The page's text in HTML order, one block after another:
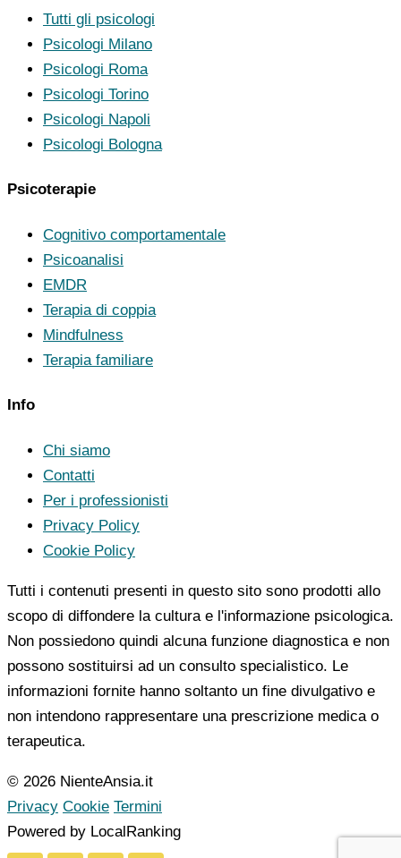
Tutti gli psicologi
Psicologi Milano
Psicologi Roma
Psicologi Torino
Psicologi Napoli
Psicologi Bologna
Psicoterapie
Cognitivo comportamentale
Psicoanalisi
EMDR
Terapia di coppia
Mindfulness
Terapia familiare
Info
Chi siamo
Contatti
Per i professionisti
Privacy Policy
Cookie Policy
Tutti i contenuti presenti in questo sito sono prodotti allo
scopo di diffondere la cultura e l'informazione psicologica.
Non possiedono quindi alcuna funzione diagnostica e non
possono sostituirsi ad un consulto specialistico. Le
informazioni fornite hanno soltanto un fine divulgativo e
non intendono rappresentare una prescrizione medica o
terapeutica.
© 2026 NienteAnsia.it
Privacy Cookie Termini
Powered by LocalRanking